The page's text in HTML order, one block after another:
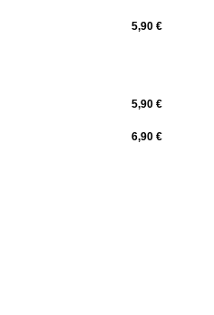
5,90 €
5,90 €
6,90 €